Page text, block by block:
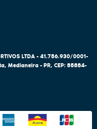
LTDA - 41.756.930/0001-
Medianeira-PR, CEP: 85884-